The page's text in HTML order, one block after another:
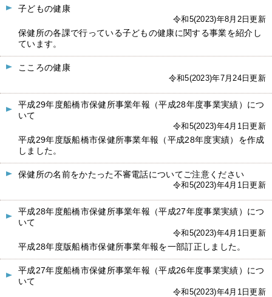
子どもの健康
令和5(2023)年8月2日更新
保健所の各課で行っている子どもの健康に関する事業を紹介し
ています。
こころの健康
令和5(2023)年7月24日更新
平成29年度船橋市保健所事業年報（平成28年度事業実績）につ
いて
令和5(2023)年4月1日更新
平成29年度版船橋市保健所事業年報（平成28年度実績）を作成
しました。
保健所の名前をかたった不審電話についてご注意ください
令和5(2023)年4月1日更新
平成28年度船橋市保健所事業年報（平成27年度事業実績）につ
いて
令和5(2023)年4月1日更新
平成28年度版船橋市保健所事業年報を一部訂正しました。
平成27年度船橋市保健所事業年報（平成26年度事業実績）につ
いて
令和5(2023)年4月1日更新